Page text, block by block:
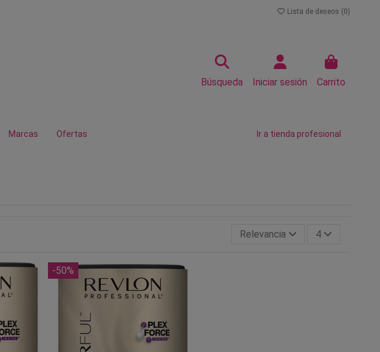
Lista de deseos (0)
Búsqueda Iniciar sesión Carrito
Marcas Ofertas Ir a tienda profesional
Relevancia 4
-50%